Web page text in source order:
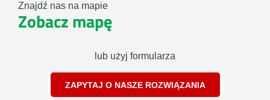
Znajdź nas na mapie
Zobacz mapę
lub użyj formularza
ZAPYTAJ O NASZE ROZWIĄZANIA